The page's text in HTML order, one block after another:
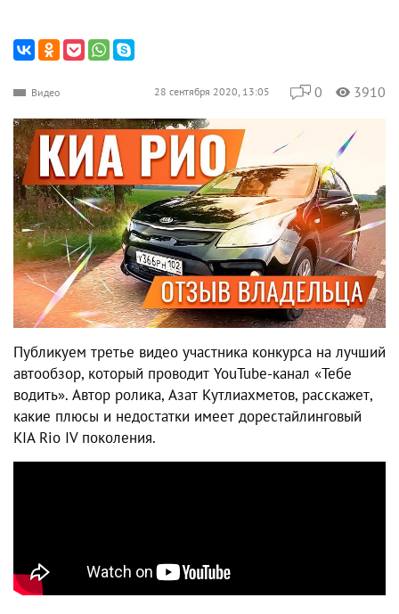
Видео 28 сентября 2020, 13:05 0 3910
Публикуем третье видео участника конкурса на лучший
автообзор, который проводит YouTube-канал «Тебе
водить». Автор ролика, Азат Кутлиахметов, расскажет,
какие плюсы и недостатки имеет дорестайлинговый
KIA Rio IV поколения.